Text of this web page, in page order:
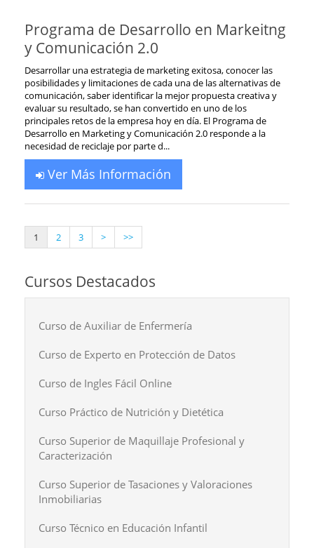
Programa de Desarrollo en Markeitng
y Comunicación 2.0
Desarrollar una estrategia de marketing exitosa, conocer las
posibilidades y limitaciones de cada una de las alternativas de
comunicación, saber identificar la mejor propuesta creativa y
evaluar su resultado, se han convertido en uno de los
principales retos de la empresa hoy en día. El Programa de
Desarrollo en Marketing y Comunicación 2.0 responde a la
necesidad de reciclaje por parte d...
Ver Más Información
1 2 3 > >>
Cursos Destacados
Curso de Auxiliar de Enfermería
Curso de Experto en Protección de Datos
Curso de Ingles Fácil Online
Curso Práctico de Nutrición y Dietética
Curso Superior de Maquillaje Profesional y
Caracterización
Curso Superior de Tasaciones y Valoraciones
Inmobiliarias
Curso Técnico en Educación Infantil